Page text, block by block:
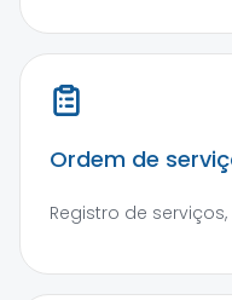
Ordem de
Registro de